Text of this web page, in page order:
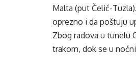
Malta (put Čelić-
oprezno i da poštuju
Zbog radova u tunelu
trakom, dok se u